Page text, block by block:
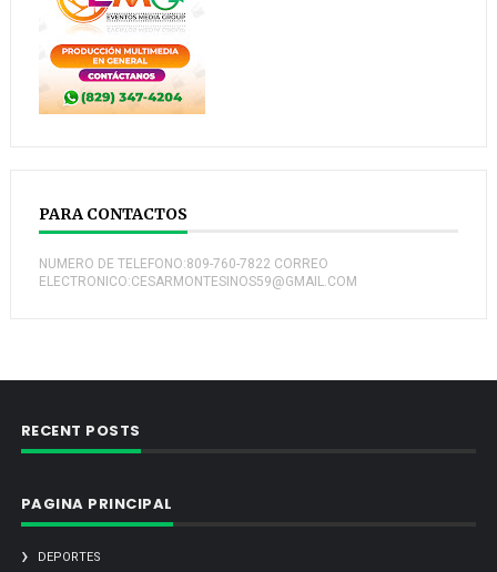
PARA CONTACTOS
NUMERO DE TELEFONO:809-760-7822 CORREO
ELECTRONICO:CESARMONTESINOS59@GMAIL.COM
RECENT POSTS
PAGINA PRINCIPAL
DEPORTES